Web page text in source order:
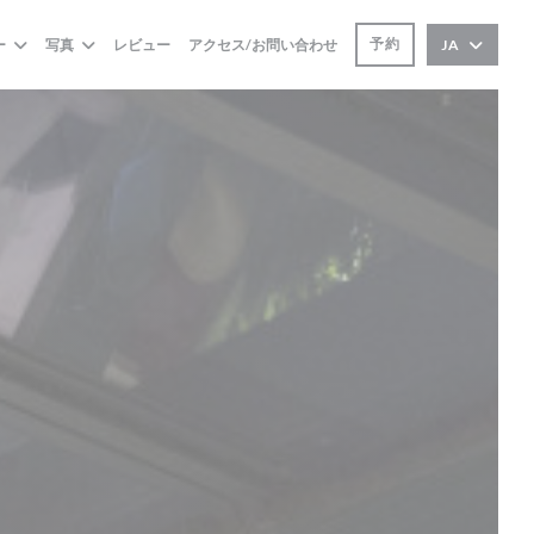
写真 レビュー アクセス/お問い合わせ 予約 JA